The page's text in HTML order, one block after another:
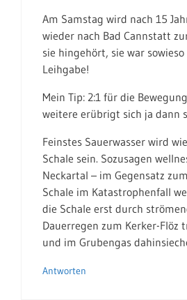
Am Samstag wird nach 15
wieder nach Bad Cannstatt
sie hingehört, sie war
Leihgabe!
Mein Tip: 2:1 für die
weitere erübrigt sich ja dann
Feinstes Sauerwasser wird
Schale sein. Sozusagen
Neckartal – im Gegensatz
Schale im Katastrophenfall
die Schale erst durch
Dauerregen zum Kerker-Flöz
und im Grubengas
Antworten